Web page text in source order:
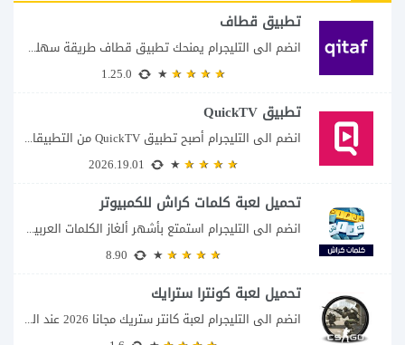
تطبيق قطاف
انضم الى التليجرام يمنحك تطبيق قطاف طريقة سهلة لمتابعة نقاط المكافآت والاستفادة منها في...
تطبيق QuickTV
انضم الى التليجرام أصبح تطبيق QuickTV من التطبيقات التي تستهدف محبي المسلسلات السريعة، إذ...
تحميل لعبة كلمات كراش للكمبيوتر
انضم الى التليجرام استمتع بأشهر ألغاز الكلمات العربية على شاشة الكمبيوتر يتيح لك تحميل...
تحميل لعبة كونترا سترايك
انضم الى التليجرام لعبة كانتر ستريك مجانا 2026 عند البحث عن تحميل Counter-Strike للكمبيوتر...